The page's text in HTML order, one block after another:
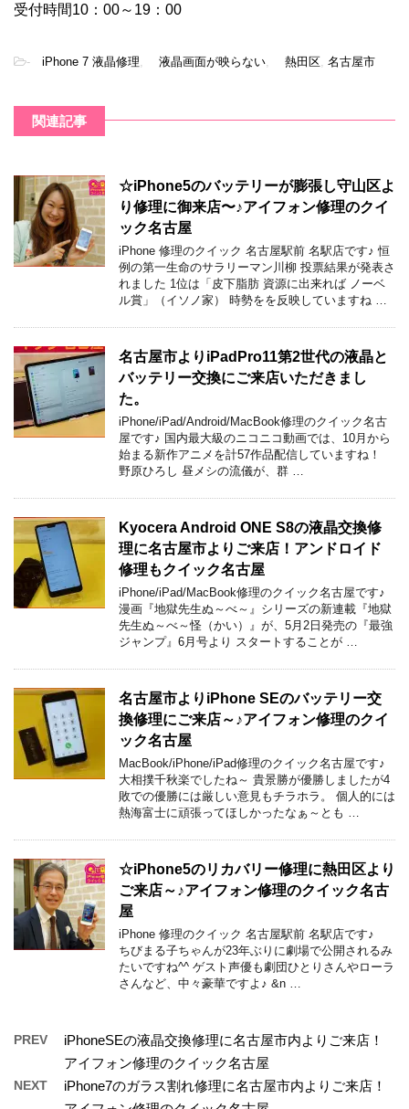
受付時間10：00～19：00
- iPhone 7 液晶修理 液晶画面が映らない 熱田区 名古屋市
関連記事
☆iPhone5のバッテリーが膨張し守山区よ
り修理に御来店〜♪アイフォン修理のクイ
ック名古屋
iPhone 修理のクイック 名古屋駅前 名駅店です♪ 恒
例の第一生命のサラリーマン川柳 投票結果が発表さ
れました 1位は「皮下脂肪 資源に出来れば ノーベ
ル賞」（イソノ家） 時勢をを反映していますね …
名古屋市よりiPadPro11第2世代の液晶と
バッテリー交換にご来店いただきまし
た。
iPhone/iPad/Android/MacBook修理のクイック名古
屋です♪ 国内最大級のニコニコ動画では、10月から
始まる新作アニメを計57作品配信していますね！
野原ひろし 昼メシの流儀が、群 …
Kyocera Android ONE S8の液晶交換修
理に名古屋市よりご来店！アンドロイド
修理もクイック名古屋
iPhone/iPad/MacBook修理のクイック名古屋です♪
漫画『地獄先生ぬ～べ～』シリーズの新連載『地獄
先生ぬ～べ～怪（かい）』が、5月2日発売の『最強
ジャンプ』6月号より スタートすることが …
名古屋市よりiPhone SEのバッテリー交
換修理にご来店～♪アイフォン修理のクイ
ック名古屋
MacBook/iPhone/iPad修理のクイック名古屋です♪
大相撲千秋楽でしたね～ 貴景勝が優勝しましたが4
敗での優勝には厳しい意見もチラホラ。 個人的には
熱海富士に頑張ってほしかったなぁ～とも …
☆iPhone5のリカバリー修理に熱田区より
ご来店～♪アイフォン修理のクイック名古
屋
iPhone 修理のクイック 名古屋駅前 名駅店です♪
ちびまる子ちゃんが23年ぶりに劇場で公開されるみ
たいですね^^ ゲスト声優も劇団ひとりさんやローラ
さんなど、中々豪華ですよ♪ &n …
PREV
iPhoneSEの液晶交換修理に名古屋市内よりご来店！
アイフォン修理のクイック名古屋
NEXT
iPhone7のガラス割れ修理に名古屋市内よりご来店！